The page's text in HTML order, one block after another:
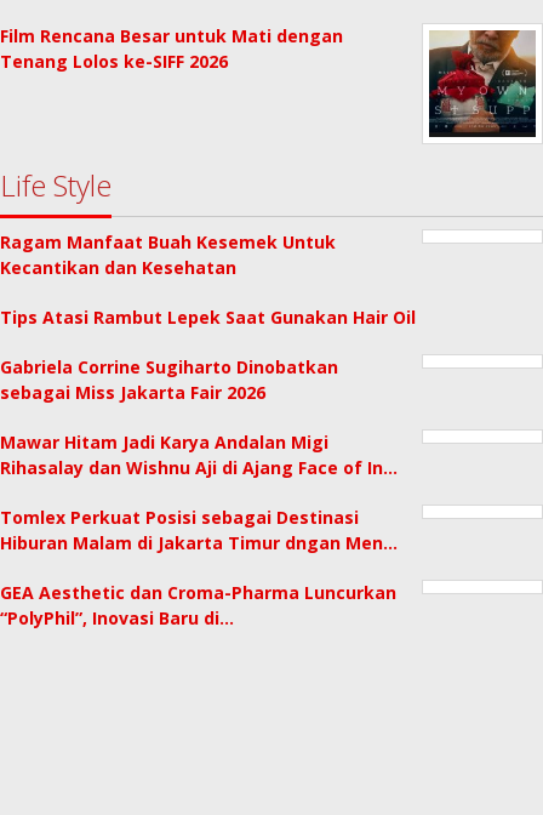
Film Rencana Besar untuk Mati dengan
Tenang Lolos ke-SIFF 2026
Life Style
Ragam Manfaat Buah Kesemek Untuk
Kecantikan dan Kesehatan
Tips Atasi Rambut Lepek Saat Gunakan Hair Oil
Gabriela Corrine Sugiharto Dinobatkan
sebagai Miss Jakarta Fair 2026
Mawar Hitam Jadi Karya Andalan Migi
Rihasalay dan Wishnu Aji di Ajang Face of In…
Tomlex Perkuat Posisi sebagai Destinasi
Hiburan Malam di Jakarta Timur dngan Men…
GEA Aesthetic dan Croma-Pharma Luncurkan
“PolyPhil”, Inovasi Baru di…